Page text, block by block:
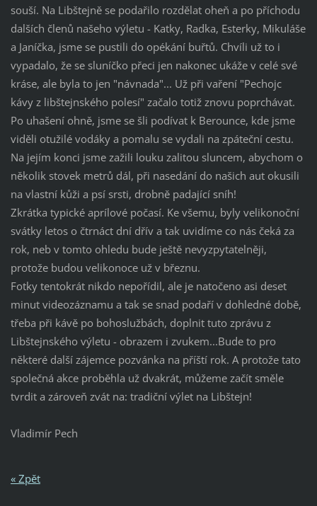
souší. Na Libštejně se podařilo rozdělat oheň a po příchodu
dalších členů našeho výletu - Katky, Radka, Esterky, Mikuláše
a Janíčka, jsme se pustili do opékání buřtů. Chvíli už to i
vypadalo, že se sluníčko přeci jen nakonec ukáže v celé své
kráse, ale byla to jen "návnada"... Už při vaření "Pechojc
kávy z libštejnského polesí" začalo totiž znovu poprchávat.
Po uhašení ohně, jsme se šli podívat k Berounce, kde jsme
viděli otužilé vodáky a pomalu se vydali na zpáteční cestu.
Na jejím konci jsme zažili louku zalitou sluncem, abychom o
několik stovek metrů dál, při nasedání do našich aut okusili
na vlastní kůži a psí srsti, drobně padající sníh!
Zkrátka typické aprílové počasí. Ke všemu, byly velikonoční
svátky letos o čtrnáct dní dřív a tak uvidíme co nás čeká za
rok, neb v tomto ohledu bude ještě nevyzpytatelněji,
protože budou velikonoce už v březnu.
Fotky tentokrát nikdo nepořídil, ale je natočeno asi deset
minut videozáznamu a tak se snad podaří v dohledné době,
třeba při kávě po bohoslužbách, doplnit tuto zprávu z
Libštejnského výletu - obrazem i zvukem...Bude to pro
některé další zájemce pozvánka na příští rok. A protože tato
společná akce proběhla už dvakrát, můžeme začít směle
tvrdit a zároveň zvát na: tradiční výlet na Libštejn!
Vladimír Pech
« Zpět